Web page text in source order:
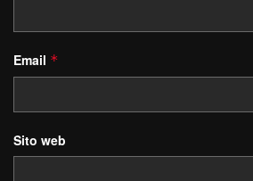
Email *
Sito web